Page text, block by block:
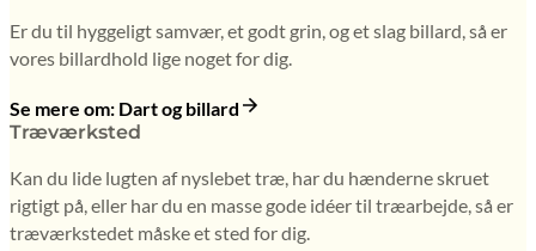
Er du til hyggeligt samvær, et godt grin, og et slag billard, så er
vores billardhold lige noget for dig.
Se mere om: Dart og billard
Træværksted
Kan du lide lugten af nyslebet træ, har du hænderne skruet
rigtigt på, eller har du en masse gode idéer til træarbejde, så er
træværkstedet måske et sted for dig.